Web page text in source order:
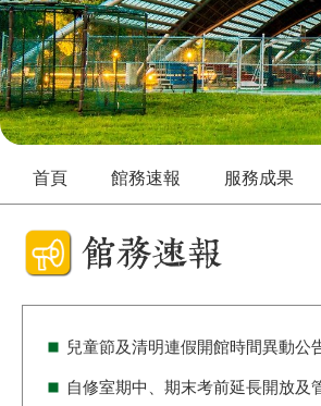
首頁 館務速報 服務成果
兒童節及清明連假開館時間異動公
自修室期中、期末考前延長開放及